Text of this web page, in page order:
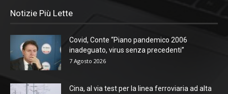
Notizie Più Lette
Covid, Conte “Piano pandemico 2006
inadeguato, virus senza precedenti”
7 Agosto 2026
Cina, al via test per la linea ferroviaria ad alta